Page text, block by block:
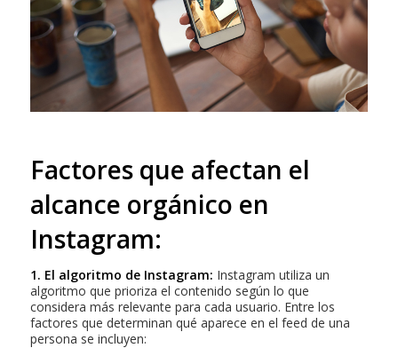
Factores que afectan el
alcance orgánico en
Instagram:
1. El algoritmo de Instagram: Instagram utiliza un
algoritmo que prioriza el contenido según lo que
considera más relevante para cada usuario. Entre los
factores que determinan qué aparece en el feed de una
persona se incluyen: